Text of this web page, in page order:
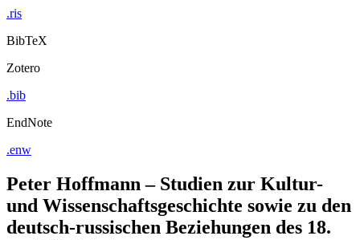
.ris
BibTeX
Zotero
.bib
EndNote
.enw
Peter Hoffmann – Studien zur Kultur-
und Wissenschaftsgeschichte sowie zu den
deutsch-russischen Beziehungen des 18.